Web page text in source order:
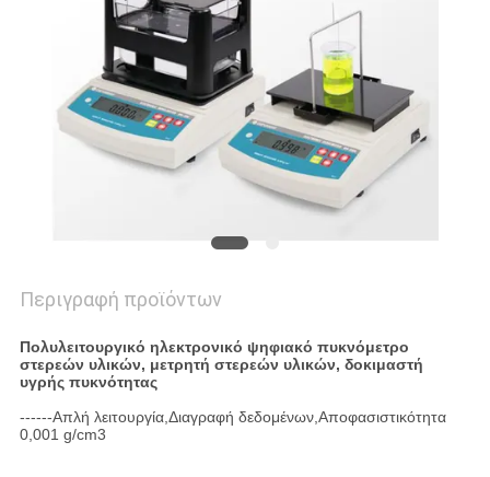
Περιγραφή προϊόντων
Πολυλειτουργικό ηλεκτρονικό ψηφιακό πυκνόμετρο
στερεών υλικών, μετρητή στερεών υλικών, δοκιμαστή
υγρής πυκνότητας
------Απλή λειτουργία,Διαγραφή δεδομένων,Αποφασιστικότητα
0,001 g/cm3